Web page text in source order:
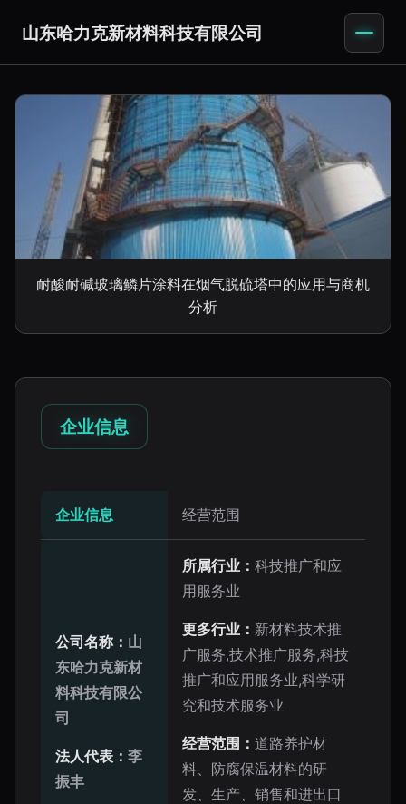
山东哈力克新材料科技有限公司
耐酸耐碱玻璃鳞片涂料在烟气脱硫塔中的应用与商机
分析
企业信息
企业信息 经营范围
公司名称： 山
东哈力克新材
料科技有限公
司
法人代表： 李
振丰
所属行业： 科技推广和应
用服务业
更多行业： 新材料技术推
广服务,技术推广服务,科技
推广和应用服务业,科学研
究和技术服务业
经营范围： 道路养护材
料、防腐保温材料的研
发、生产、销售和进出口